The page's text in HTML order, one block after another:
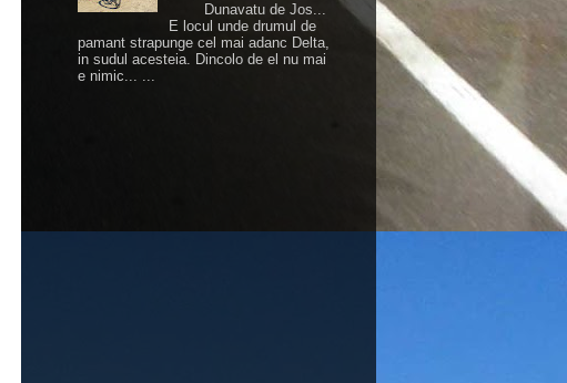
Dunavatu de Jos...
E locul unde drumul de
pamant strapunge cel mai adanc Delta,
in sudul acesteia. Dincolo de el nu mai
e nimic... ...